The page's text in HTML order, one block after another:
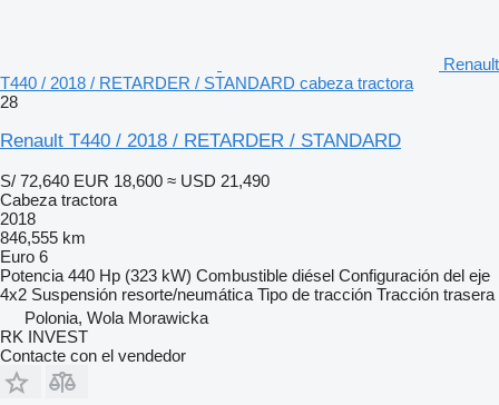
Renault
T440 / 2018 / RETARDER / STANDARD cabeza tractora
28
Renault T440 / 2018 / RETARDER / STANDARD
S/ 72,640 EUR 18,600 ≈ USD 21,490
Cabeza tractora
2018
846,555 km
Euro 6
Potencia 440 Hp (323 kW) Combustible diésel Configuración del eje
4x2 Suspensión resorte/neumática Tipo de tracción Tracción trasera
Polonia, Wola Morawicka
RK INVEST
Contacte con el vendedor